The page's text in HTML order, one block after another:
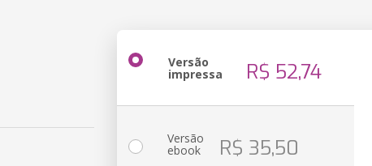
Versão
impressa R$ 52,74
Versão
ebook R$ 35,50